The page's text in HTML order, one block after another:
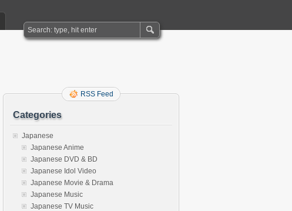
RSS Feed
Categories
Japanese
Japanese Anime
Japanese DVD & BD
Japanese Idol Video
Japanese Movie & Drama
Japanese Music
Japanese TV Music